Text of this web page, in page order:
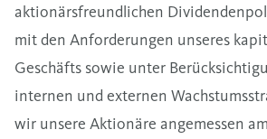
aktionärsfreundlichen
mit den Anforderungen unseres
Geschäfts sowie unter
internen und externen
wir unsere Aktionäre angemessen